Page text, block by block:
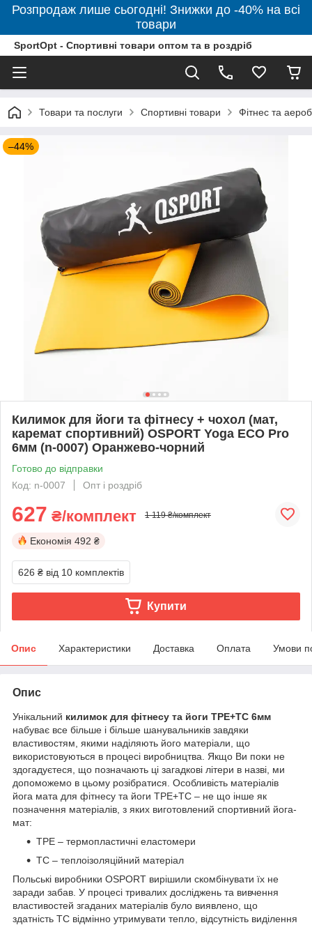
Розпродаж лише сьогодні! Знижки до -40% на всі
товари
SportOpt - Спортивні товари оптом та в роздріб
Товари та послуги Спортивні товари Фітнес та
–44%
Килимок для йоги та фітнесу + чохол (мат,
каремат спортивний) OSPORT Yoga ECO Pro
6мм (n-0007) Оранжево-чорний
Готово до відправки
Код: n-0007
Опт і роздріб
627 ₴/комплект 1 119 ₴/комплект
Економія 492 ₴
626 ₴ від 10 комплектів
Купити
Опис Характеристики Доставка Оплата Умови
Опис
Унікальний килимок для фітнесу та йоги TPE+TC 6мм
набуває все більше і більше шанувальників завдяки
властивостям, якими наділяють його матеріали, що
використовуються в процесі виробництва. Якщо Ви поки не
здогадуєтеся, що позначають ці загадкові літери в назві, ми
допоможемо в цьому розібратися. Особливість матеріалів
йога мата для фітнесу та йоги ТРЕ+ТС – не що інше як
позначення матеріалів, з яких виготовлений спортивний йога-
мат:
ТРЕ – термопластичні еластомери
ТС – теплоізоляційний матеріал
Польські виробники OSPORT вирішили скомбінувати їх не
заради забав. У процесі тривалих досліджень та вивчення
властивостей згаданих матеріалів було виявлено, що
здатність ТС відмінно утримувати тепло, відсутність виділення